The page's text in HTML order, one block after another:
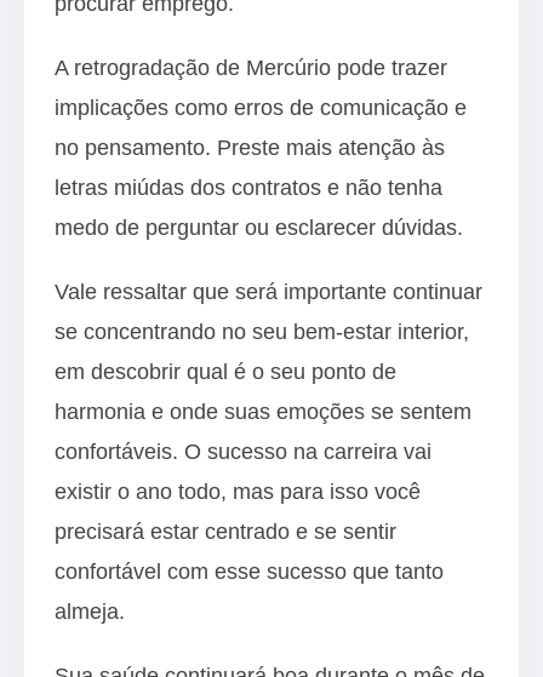
A retrogradação de Mercúrio pode trazer
implicações como erros de comunicação e
no pensamento. Preste mais atenção às
letras miúdas dos contratos e não tenha
medo de perguntar ou esclarecer dúvidas.
Vale ressaltar que será importante continuar
se concentrando no seu bem-estar interior,
em descobrir qual é o seu ponto de
harmonia e onde suas emoções se sentem
confortáveis. O sucesso na carreira vai
existir o ano todo, mas para isso você
precisará estar centrado e se sentir
confortável com esse sucesso que tanto
almeja.